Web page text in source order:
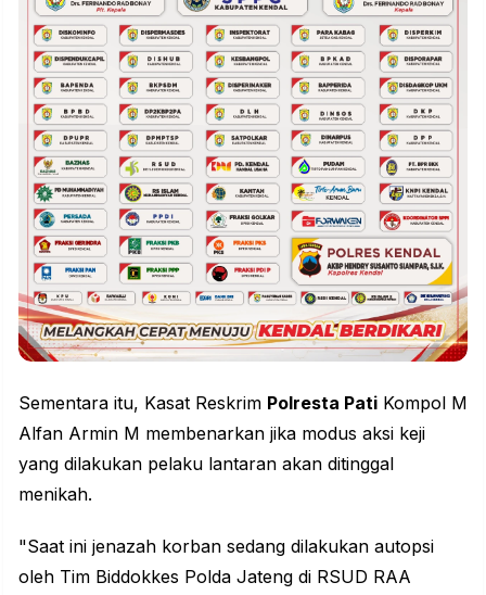
Sementara itu, Kasat Reskrim Polresta Pati Kompol M
Alfan Armin M membenarkan jika modus aksi keji
yang dilakukan pelaku lantaran akan ditinggal
menikah.
"Saat ini jenazah korban sedang dilakukan autopsi
oleh Tim Biddokkes Polda Jateng di RSUD RAA